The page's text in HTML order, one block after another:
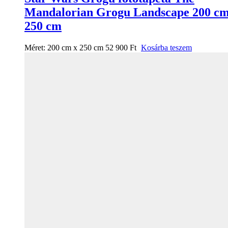
Mandalorian Grogu Landscape 200
250 cm
Méret: 200 cm x 250 cm 52 900 Ft Kosárba teszem